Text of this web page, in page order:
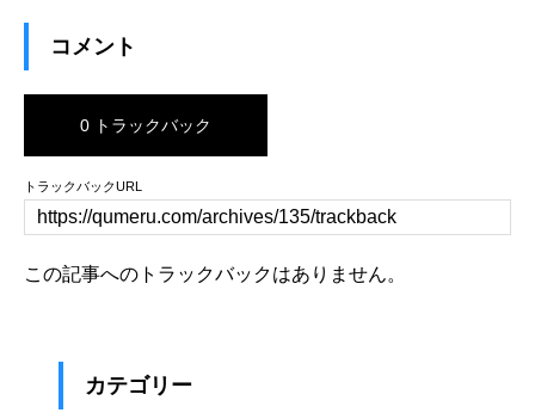
コメント
0 トラックバック
トラックバックURL
この記事へのトラックバックはありません。
カテゴリー